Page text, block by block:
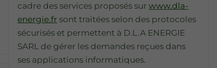
cadre des services proposés surwww.dla-
energie.fr sont traitées selon des protocoles
sécurisés et permettent à D.L.A ENERGIE
SARL de gérer les demandes reçues dans
ses applications informatiques.